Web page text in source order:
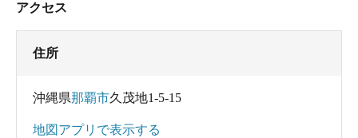
アクセス
住所
沖縄県那覇市久茂地1-5-15
地図アプリで表示する